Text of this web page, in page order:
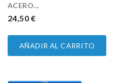
ACERO...
PRECIO
24,50 €
AÑADIR AL CARRITO